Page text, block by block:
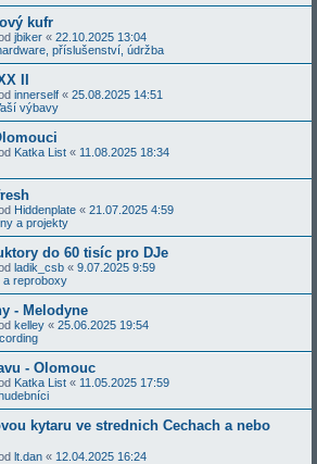
kufr
jbiker « 22.10.2025 13:04
příslušenství, údržba
II
innerself « 25.08.2025 14:51
výbavy
Katka List « 11.08.2025 18:34
Hiddenplate « 21.07.2025 4:59
a projekty
do 60 tisíc pro DJe
ladik_csb « 9.07.2025 9:59
a reproboxy
- Melodyne
kelley « 25.06.2025 19:54
- Olomouc
Katka List « 11.05.2025 17:59
kytaru ve strednich Cechach a nebo
lt.dan « 12.04.2025 16:24